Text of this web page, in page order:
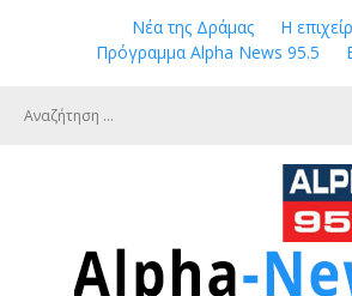
Νέα της Δράμας
Η
Πρόγραμμα Alpha News 95.5